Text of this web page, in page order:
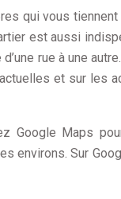
qui vous
est aussi
rue à une autre.
et sur les
Google Maps
environs. Sur